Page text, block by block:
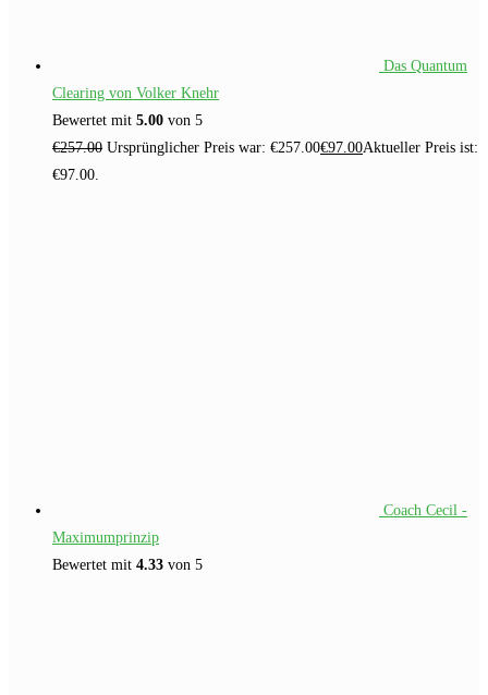
Das Quantum
Clearing von Volker Knehr
Bewertet mit 5.00 von 5
€257.00 Ursprünglicher Preis war: €257.00€97.00Aktueller Preis ist:
€97.00.
Coach Cecil -
Maximumprinzip
Bewertet mit 4.33 von 5